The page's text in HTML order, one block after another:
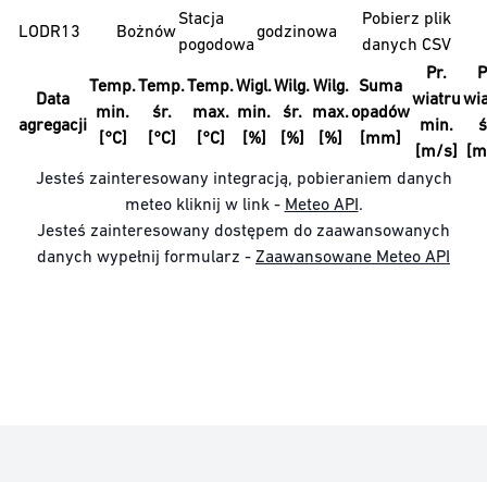
LODR13 Bożnów
Stacja
pogodowa
godzinowa
Pobierz plik
danych CSV
Data
agregacji
Temp.
min.
[°C]
Temp.
śr.
[°C]
Temp.
max.
[°C]
Wigl.
min.
[%]
Wilg.
śr.
[%]
Wilg.
max.
[%]
Suma
opadów
[mm]
Pr.
wiatru
min.
[m/s]
Jesteś zainteresowany integracją, pobieraniem danych
meteo kliknij w link - Meteo API.
Jesteś zainteresowany dostępem do zaawansowanych
danych wypełnij formularz - Zaawansowane Meteo API